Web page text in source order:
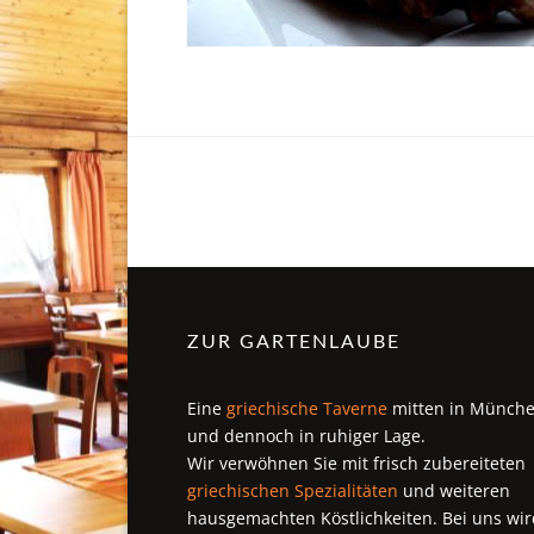
ZUR GARTENLAUBE
Eine griechische Taverne mitten in
und dennoch in ruhiger Lage.
Wir verwöhnen Sie mit frisch zubereiteten
griechischen Spezialitäten und weiteren
hausgemachten Köstlichkeiten. Bei uns